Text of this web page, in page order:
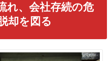
れ、会社存続の危
却を図る